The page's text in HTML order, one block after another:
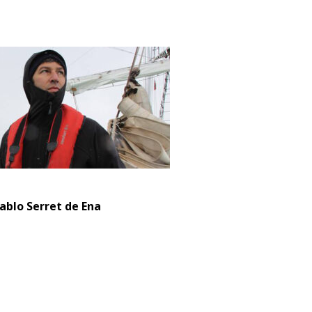
Serret de Ena